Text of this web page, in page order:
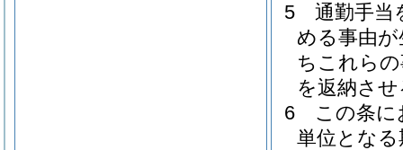
5
通勤手当
める事由
ちこれら
を返納さ
6
この条に
単位とな